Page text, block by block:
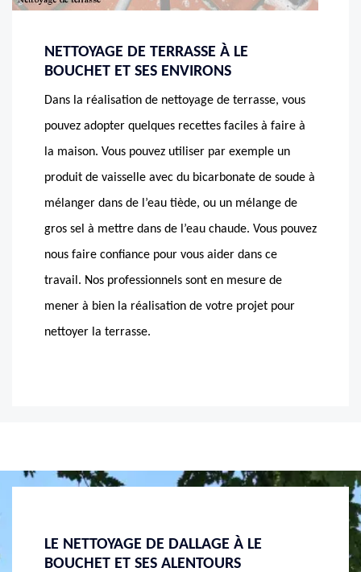
NETTOYAGE DE TERRASSE À LE
BOUCHET ET SES ENVIRONS
Dans la réalisation de nettoyage de terrasse, vous
pouvez adopter quelques recettes faciles à faire à
la maison. Vous pouvez utiliser par exemple un
produit de vaisselle avec du bicarbonate de soude à
mélanger dans de l’eau tiède, ou un mélange de
gros sel à mettre dans de l’eau chaude. Vous pouvez
nous faire confiance pour vous aider dans ce
travail. Nos professionnels sont en mesure de
mener à bien la réalisation de votre projet pour
nettoyer la terrasse.
POURVOIR UN NETTOYAGE CARRELAGE
EXTÉRIEUR AVEC NOUS EN LE BOUCHET
LE